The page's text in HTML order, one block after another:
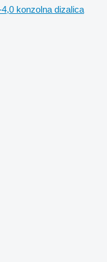
konzolna dizalica